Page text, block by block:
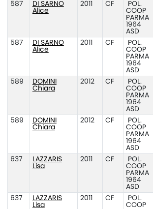
587
DI SARNO
Alice
2011 CF
POL.
COOP
PARMA
1964
ASD
587
DI SARNO
Alice
2011 CF
POL.
COOP
PARMA
1964
ASD
589
DOMINI
Chiara
2012 CF
POL.
COOP
PARMA
1964
ASD
589
DOMINI
Chiara
2012 CF
POL.
COOP
PARMA
1964
ASD
637
LAZZARIS
Lisa
2011 CF
POL.
COOP
PARMA
1964
ASD
637
LAZZARIS
Lisa
2011 CF
POL.
COOP